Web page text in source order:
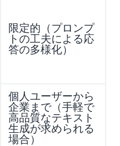
限定的（プロンプ
トの工夫による応
答の多様化）
個人ユーザーから
企業まで（手軽で
高品質なテキスト
生成が求められる
場合）